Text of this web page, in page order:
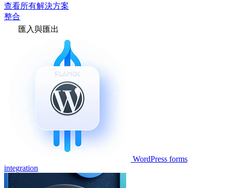
查看所有解決方案
整合
匯入與匯出
WordPress forms
integration